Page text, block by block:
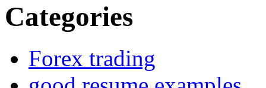
Categories
Forex trading